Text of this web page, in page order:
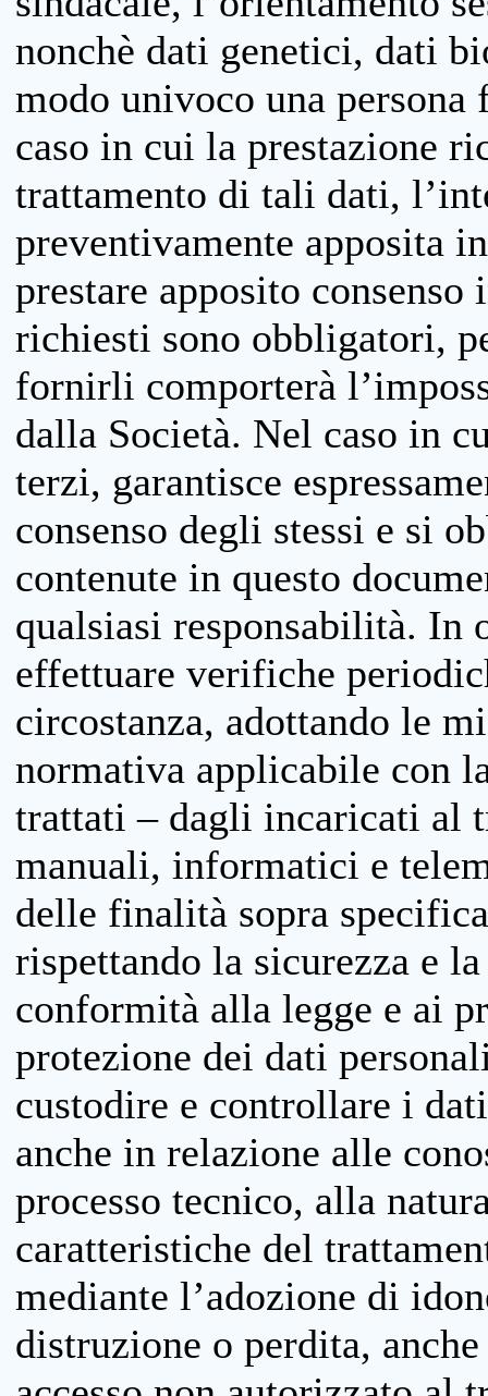
nonchè dati genetici, dati
modo univoco una
caso in cui la prestazione
trattamento di tali dati,
preventivamente apposita
prestare apposito
richiesti sono obbligatori,
fornirli comporterà
dalla Società. Nel caso in
terzi, garantisce
consenso degli stessi e si
contenute in questo
qualsiasi responsabilità. In
effettuare verifiche
circostanza, adottando le
normativa applicabile con
trattati – dagli incaricati al
manuali, informatici e
delle finalità sopra
rispettando la sicurezza e
conformità alla legge e ai
protezione dei dati
custodire e controllare i
anche in relazione alle
processo tecnico, alla
caratteristiche del
mediante l’adozione di
distruzione o perdita,